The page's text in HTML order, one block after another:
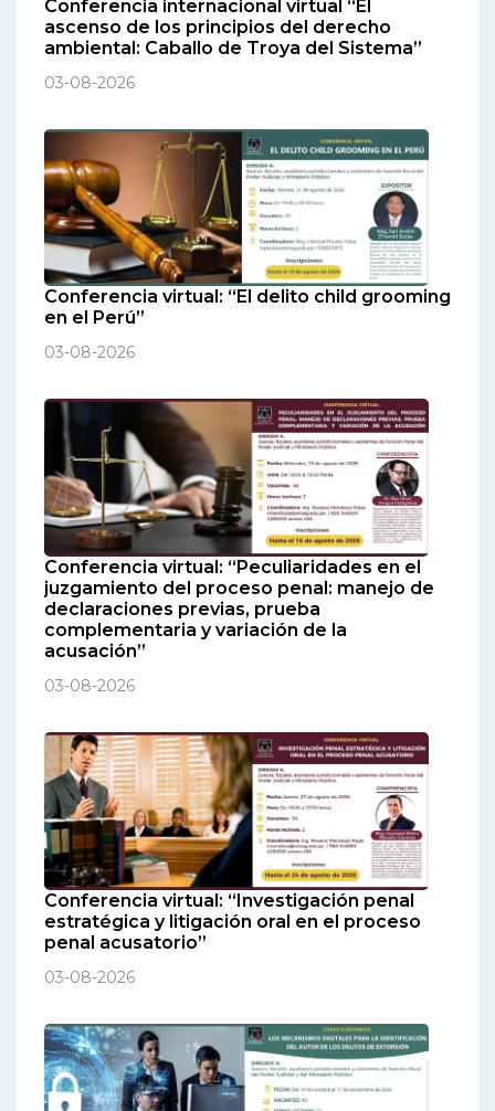
Conferencia internacional virtual “El
ascenso de los principios del derecho
ambiental: Caballo de Troya del Sistema”
03-08-2026
Conferencia virtual: “El delito child grooming
en el Perú”
03-08-2026
Conferencia virtual: “Peculiaridades en el
juzgamiento del proceso penal: manejo de
declaraciones previas, prueba
complementaria y variación de la
acusación”
03-08-2026
Conferencia virtual: “Investigación penal
estratégica y litigación oral en el proceso
penal acusatorio”
03-08-2026